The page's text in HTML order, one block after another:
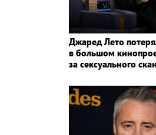
Джаред Лето
в большом
за сексуального